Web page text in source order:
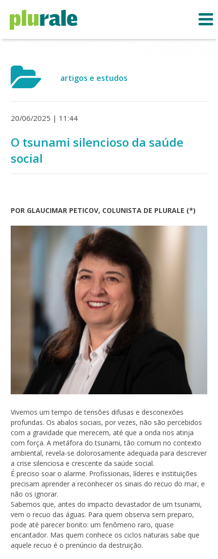
artigos e estudos
20/06/2025 | 11:44
O tsunami silencioso da saúde
social
POR GLAUCIMAR PETICOV, COLUNISTA DE PLURALE (*)
Vivemos um tempo de tensões difusas e desconexões
profundas. Os abalos sociais, por vezes, não são percebidos
com a gravidade que merecem, até que a onda nos atinja
com força. A metáfora do tsunami, tão comum no contexto
ambiental, revela-se dolorosamente adequada para descrever
a crise silenciosa e crescente da saúde social.
É preciso soar o alarme. Profissionais, líderes e instituições
precisam aprender a reconhecer os sinais do recuo do mar, e
não os ignorar.
Sabemos que, antes do impacto devastador de um tsunami,
vem o recuo das águas. Para quem observa sem preparo,
pode até parecer bonito: um fenômeno raro, quase
encantador. Mas quem conhece os ciclos naturais sabe que
aquele recuo é o prenúncio da destruição.